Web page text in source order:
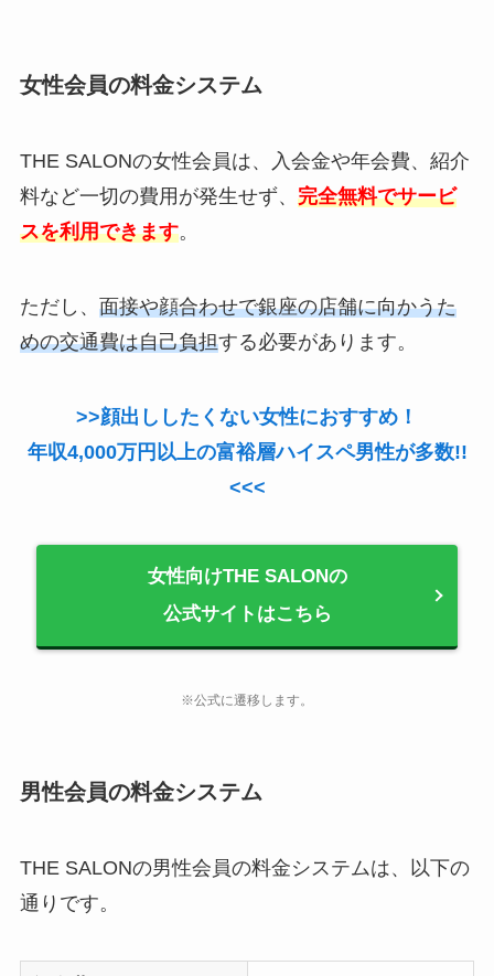
女性会員の料金システム
THE SALONの女性会員は、入会金や年会費、紹介
料など一切の費用が発生せず、 完全無料でサービ
スを利用できます。
ただし、 面接や顔合わせで銀座の店舗に向かうた
めの交通費は自己負担する必要があります。
>>顔出ししたくない女性におすすめ！
年収4,000万円以上の富裕層ハイスペ男性が多数!!
<<<
女性向けTHE SALONの
公式サイトはこちら
※公式に遷移します。
男性会員の料金システム
THE SALONの男性会員の料金システムは、以下の
通りです。